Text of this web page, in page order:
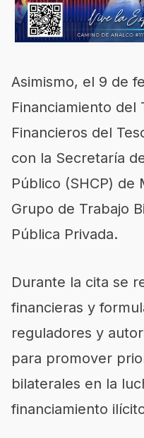
Asimismo, el 9 de
Financiamiento del
Financieros del
con la Secretaría
Público (SHCP) de
Grupo de Trabajo
Pública Privada.
Durante la cita se
financieras y
reguladores y
para promover
bilaterales en la
financiamiento